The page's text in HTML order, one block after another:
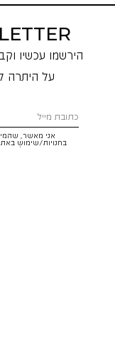
על היתרה
אני מאשר,
בחנויות/שימוש
והתאמת הטבות